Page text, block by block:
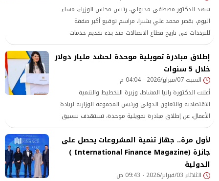
شهد الدكتور مصطفى مدبولي، رئيس مجلس الوزراء، مساء
اليوم، بقصر محمد علي بشبرا، مراسم توقيع أكبر صفقة
للترددات في تاريخ قطاع الاتصالات منذ بدء تقديم خدمات
المحمول بمصر، التي أقامتها وزارة الاتصالات وتكنولوجيا
المعلومات، بحضور الدكتورة منال عوض، وزيرة التنمية المحلية،
القائم بأعمال وزير البيئة، والمهندس- أيمن عطية، محافظ
القليوبية، والسيد- أحمد المسلماني، رئيس الهيئة الوطنية
للإعلام، واللواء- هاني مح
إطلاق مبادرة تمويلية موحدة لحشد مليار دولار
خلال 5 سنوات
السبت 07/فبراير/2026 - 04:04 م
أعلنت الدكتورة رانيا المشاط، وزيرة التخطيط والتنمية
الاقتصادية والتعاون الدولي ورئيس المجموعة الوزارية لريادة
الأعمال، عن إطلاق مبادرة تمويلية موحدة، تستهدف تنسيق
الموارد التمويلية المتاحة لدى الجهات الحكومية، وتفعيل آليات
مبتكرة لتعظيم أثرها بمعدل يصل إلى أربعة أضعاف.
وتستهدف المبادرة حشد تمويلات بقيمة
لأول مرة.. جهاز تنمية المشروعات يحصل على
جائزة (International Finance Magazine )
الدولية
الثلاثاء 03/فبراير/2026 - 09:43 ص